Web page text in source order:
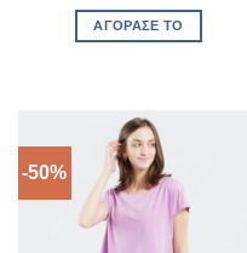
was:
€39,99.
ΑΓΌΡΑΣΈ ΤΟ
-50%